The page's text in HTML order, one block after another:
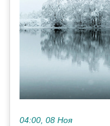
04:00, 08 Ноя